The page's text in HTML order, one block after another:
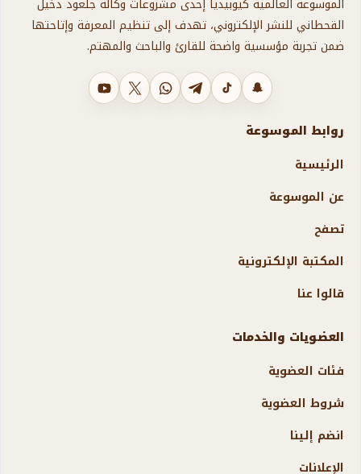
الموسوعة العالمية كيوبيديا إحدى مشروعات وكالة جلعود دخيل
القحطاني للنشر الإلكتروني، تهدف إلى تنظيم المعرفة وإتاحتها
ضمن تجربة مؤسسية واضحة للقارئ والباحث والمهتم.
يوتيوب
X واتسابتليجرامتيك توكسناب شات
روابط الموسوعة
الرئيسية
عن الموسوعة
تصفح
المكتبة الإلكترونية
قالوا عنا
العضويات والخدمات
فئات العضوية
شروط العضوية
انضم إلينا
الإعلانات